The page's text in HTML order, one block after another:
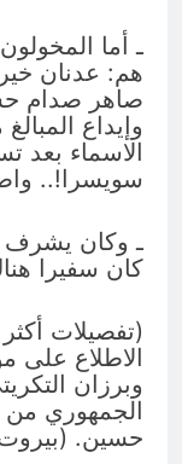
ـ أما
هم: عدنان
صاهر صدام
وإيداع
الاسماء بعد
سويسرا!..
ـ وكان يشرف
كان سفيرا
(تفصيلات
الاطلاع على
وبرزان
الجمهوري من
حسين. (بيروت ـ